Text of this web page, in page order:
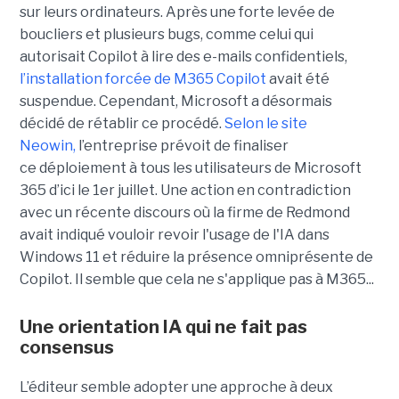
sur leurs ordinateurs. Après une forte levée de
boucliers et plusieurs bugs, comme celui qui
autorisait Copilot à lire des e-mails confidentiels,
l’installation forcée de M365 Copilot avait été
suspendue. Cependant, Microsoft a désormais
décidé de rétablir ce procédé. Selon le site
Neowin, l’entreprise prévoit de finaliser
ce déploiement à tous les utilisateurs de Microsoft
365 d’ici le 1er juillet. Une action en contradiction
avec un récente discours où la firme de Redmond
avait indiqué vouloir revoir l'usage de l'IA dans
Windows 11 et réduire la présence omniprésente de
Copilot. Il semble que cela ne s'applique pas à M365...
Une orientation IA qui ne fait pas
consensus
L’éditeur semble adopter une approche à deux